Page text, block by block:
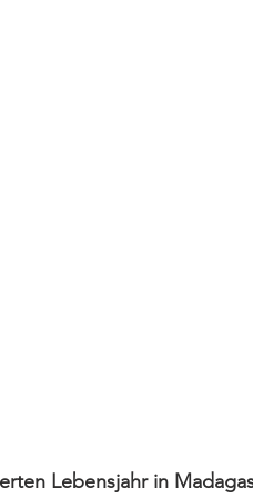
Lebensjahr in